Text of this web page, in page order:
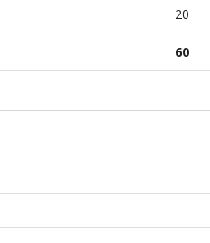
20
60